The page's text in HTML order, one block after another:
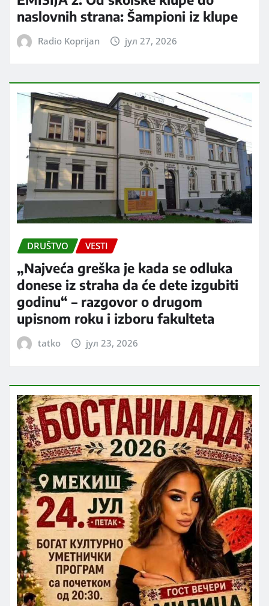
naslovnih strana: Šampioni iz klupe
Radio Koprijan јул 27, 2026
DRUŠTVO VESTI
„Najveća greška je kada se odluka
donese iz straha da će dete izgubiti
godinu“ – razgovor o drugom
upisnom roku i izboru fakulteta
tatko јул 23, 2026